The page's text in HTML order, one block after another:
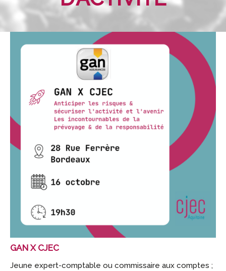
GAN X CJEC
Jeune expert-comptable ou commissaire aux comptes ;